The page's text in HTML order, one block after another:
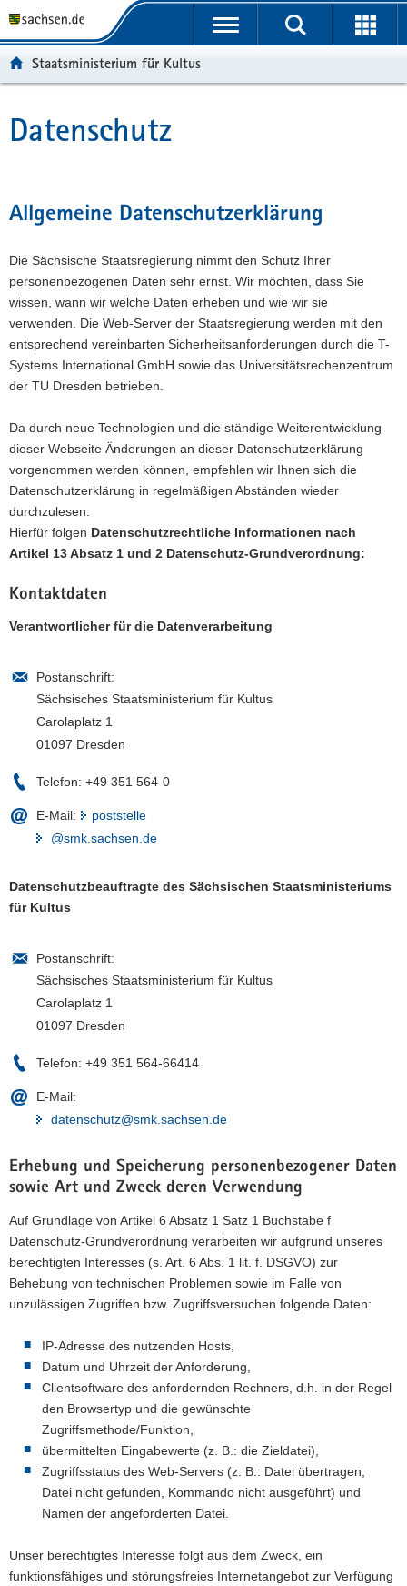
t
ü
g
e
i
f
e
n
d
e
a
v
i
g
a
t
i
n
t
n
g
t
i
o
n
p
n
t
t
-
e
c
h
Staatsministerium für Kultus
Hauptinhalt
Datenschutz
Allgemeine Datenschutzerklärung
Die Sächsische Staatsregierung nimmt den Schutz Ihrer
personenbezogenen Daten sehr ernst. Wir möchten, dass Sie
wissen, wann wir welche Daten erheben und wie wir sie
verwenden. Die Web-Server der Staatsregierung werden mit den
entsprechend vereinbarten Sicherheitsanforderungen durch die T-
Systems International GmbH sowie das Universitätsrechenzentrum
der TU Dresden betrieben.
Da durch neue Technologien und die ständige Weiterentwicklung
dieser Webseite Änderungen an dieser Datenschutzerklärung
vorgenommen werden können, empfehlen wir Ihnen sich die
Datenschutzerklärung in regelmäßigen Abständen wieder
durchzulesen.
Hierfür folgen Datenschutzrechtliche Informationen nach
Artikel 13 Absatz 1 und 2 Datenschutz-Grundverordnung:
Kontaktdaten
Verantwortlicher für die Datenverarbeitung
Postanschrift:
Sächsisches Staatsministerium für Kultus
Carolaplatz 1
01097 Dresden
Telefon: +49 351 564-0
E-Mail:
poststelle
@smk.sachsen.de
Datenschutzbeauftragte des Sächsischen Staatsministeriums
für Kultus
Postanschrift:
Sächsisches Staatsministerium für Kultus
Carolaplatz 1
01097 Dresden
Telefon: +49 351 564-66414
E-Mail:
datenschutz@smk.sachsen.de
Erhebung und Speicherung personenbezogener Daten
sowie Art und Zweck deren Verwendung
Auf Grundlage von Artikel 6 Absatz 1 Satz 1 Buchstabe f
Datenschutz-Grundverordnung verarbeiten wir aufgrund unseres
berechtigten Interesses (s. Art. 6 Abs. 1 lit. f. DSGVO) zur
Behebung von technischen Problemen sowie im Falle von
unzulässigen Zugriffen bzw. Zugriffsversuchen folgende Daten:
IP-Adresse des nutzenden Hosts,
Datum und Uhrzeit der Anforderung,
Clientsoftware des anfordernden Rechners, d.h. in der Regel
den Browsertyp und die gewünschte
Zugriffsmethode/Funktion,
übermittelten Eingabewerte (z. B.: die Zieldatei),
Zugriffsstatus des Web-Servers (z. B.: Datei übertragen,
Datei nicht gefunden, Kommando nicht ausgeführt) und
Namen der angeforderten Datei.
Unser berechtigtes Interesse folgt aus dem Zweck, ein
funktionsfähiges und störungsfreies Internetangebot zur Verfügung